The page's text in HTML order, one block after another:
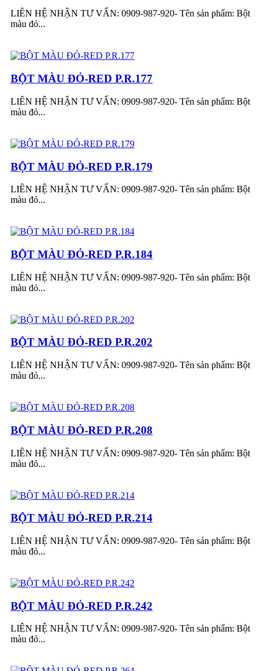
LIÊN HỆ NHẬN TƯ VẤN: 0909-987-920- Tên sản phẩm: Bột
màu đỏ...
BỘT MÀU ĐỎ-RED P.R.177
LIÊN HỆ NHẬN TƯ VẤN: 0909-987-920- Tên sản phẩm: Bột
màu đỏ...
BỘT MÀU ĐỎ-RED P.R.179
LIÊN HỆ NHẬN TƯ VẤN: 0909-987-920- Tên sản phẩm: Bột
màu đỏ...
BỘT MÀU ĐỎ-RED P.R.184
LIÊN HỆ NHẬN TƯ VẤN: 0909-987-920- Tên sản phẩm: Bột
màu đỏ...
BỘT MÀU ĐỎ-RED P.R.202
LIÊN HỆ NHẬN TƯ VẤN: 0909-987-920- Tên sản phẩm: Bột
màu đỏ...
BỘT MÀU ĐỎ-RED P.R.208
LIÊN HỆ NHẬN TƯ VẤN: 0909-987-920- Tên sản phẩm: Bột
màu đỏ...
BỘT MÀU ĐỎ-RED P.R.214
LIÊN HỆ NHẬN TƯ VẤN: 0909-987-920- Tên sản phẩm: Bột
màu đỏ...
BỘT MÀU ĐỎ-RED P.R.242
LIÊN HỆ NHẬN TƯ VẤN: 0909-987-920- Tên sản phẩm: Bột
màu đỏ...